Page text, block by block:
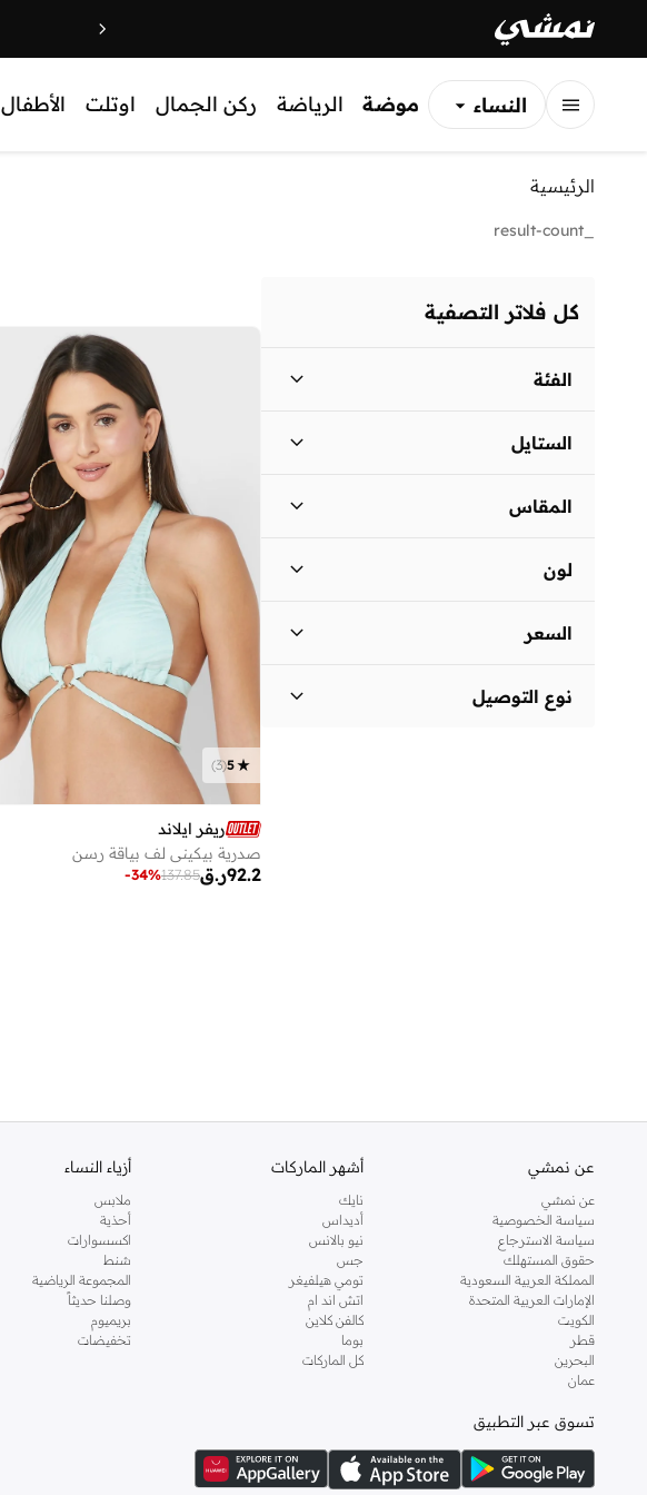
النساء
موضة الرياضة ركن الجمال اوتلت الأطفال
الرئيسية
كل فلاتر التصفية
الفئة
نساء
الستايل
المقاس
لون
السعر
ر.ق
نوع التوصيل
5
(
3
)
ريفر ايلاند
صدرية بيكيني لف بياقة رسن
ر.ق92.2
137.85
-34%
عن نمشي
عن نمشي
سياسة الخصوصية
سياسة الاسترجاع
حقوق المستهلك
المملكة العربية السعودية
الإمارات العربية المتحدة
الكويت
قطر
البحرين
عمان
أشهر الماركات
نايك
أديداس
نيو بالانس
جس
تومي هيلفيغر
اتش اند ام
كالفن كلاين
بوما
كل الماركات
أزياء النساء
ملابس
أحذية
اكسسوارات
شنط
المجموعة الرياضية
وصلنا حديثاً
بريميوم
تخفيضات
تسوق عبر التطبيق